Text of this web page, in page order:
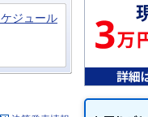
ジュール